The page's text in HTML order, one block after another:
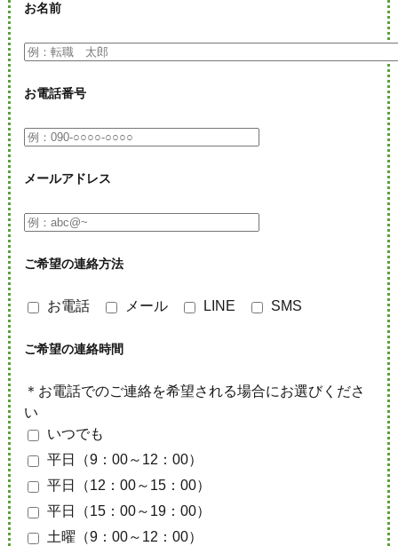
お名前
お電話番号
メールアドレス
ご希望の連絡方法
お電話 メール LINE SMS
ご希望の連絡時間
＊お電話でのご連絡を希望される場合にお選びくださ
い
いつでも
平日（9：00～12：00）
平日（12：00～15：00）
平日（15：00～19：00）
土曜（9：00～12：00）